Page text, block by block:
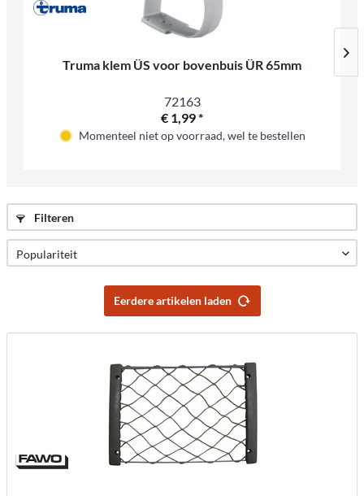
Truma klem ÜS voor bovenbuis ÜR 65mm
72163
€ 1,99 *
Momenteel niet op voorraad, wel te bestellen
Filteren
Eerdere artikelen laden